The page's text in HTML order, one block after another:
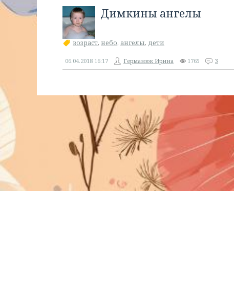
Димкины ангелы
возраст, небо, ангелы, дети
06.04.2018 16:17 Германюк Ирина 1765 3